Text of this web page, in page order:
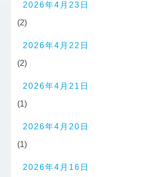
2026年4月23日
(2)
2026年4月22日
(2)
2026年4月21日
(1)
2026年4月20日
(1)
2026年4月16日